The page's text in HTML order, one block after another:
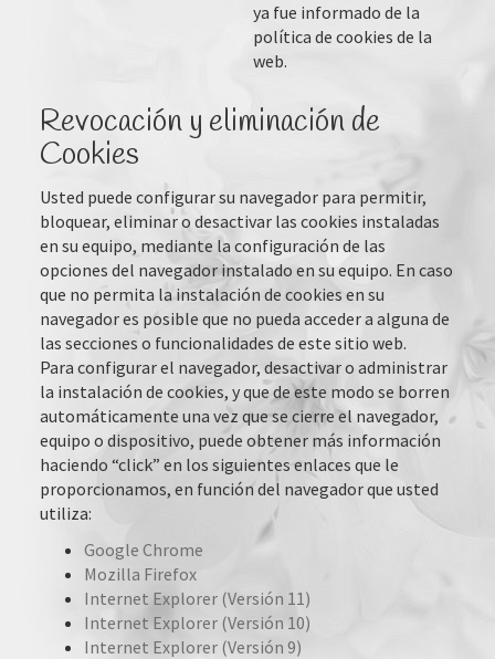
ya fue informado de la
política de cookies de la
web.
Revocación y eliminación de
Cookies
Usted puede configurar su navegador para permitir,
bloquear, eliminar o desactivar las cookies instaladas
en su equipo, mediante la configuración de las
opciones del navegador instalado en su equipo. En caso
que no permita la instalación de cookies en su
navegador es posible que no pueda acceder a alguna de
las secciones o funcionalidades de este sitio web.
Para configurar el navegador, desactivar o administrar
la instalación de cookies, y que de este modo se borren
automáticamente una vez que se cierre el navegador,
equipo o dispositivo, puede obtener más información
haciendo “click” en los siguientes enlaces que le
proporcionamos, en función del navegador que usted
utiliza:
Google Chrome
Mozilla Firefox
Internet Explorer (Versión 11)
Internet Explorer (Versión 10)
Internet Explorer (Versión 9)